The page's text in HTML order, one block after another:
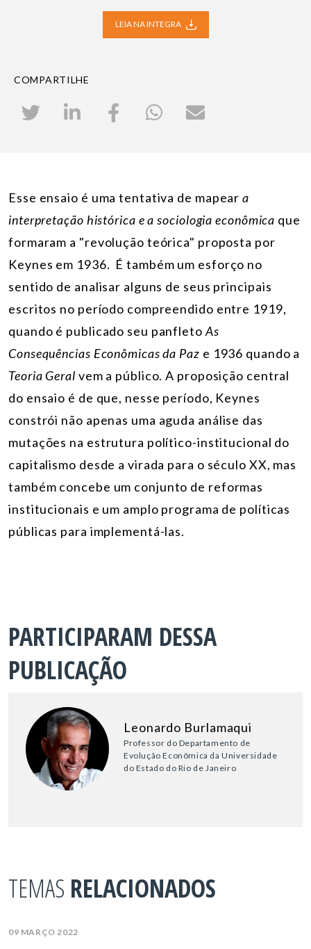
LEIA NA INTEGRA
COMPARTILHE
Esse ensaio é uma tentativa de mapeara
interpretação histórica e a sociologia econômica que
formaram a "revolução teórica" proposta por
Keynes em 1936. É também um esforço no
sentido de analisar alguns de seus principais
escritos no período compreendido entre 1919,
quando é publicado seu panfleto As
Consequências Econômicas da Paz e 1936 quando a
Teoria Geral vem a público. A proposição central
do ensaio é de que, nesse período, Keynes
constrói não apenas uma aguda análise das
mutações na estrutura político-institucional do
capitalismo desde a virada para o século XX, mas
também concebe um conjunto de reformas
institucionais e um amplo programa de políticas
públicas para implementá-las.
PARTICIPARAM DESSA
PUBLICAÇÃO
Leonardo Burlamaqui
Professor do Departamento de
Evolução Econômica da Universidade
do Estado do Rio de Janeiro
TEMAS RELACIONADOS
09 MARÇO 2022